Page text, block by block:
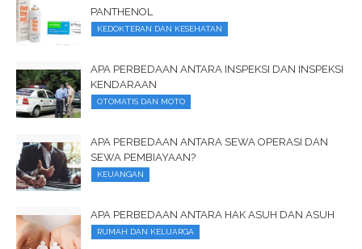
PANTHENOL
KEDOKTERAN DAN KESEHATAN
APA PERBEDAAN ANTARA INSPEKSI DAN INSPEKSI
KENDARAAN
OTOMATIS DAN MOTO
APA PERBEDAAN ANTARA SEWA OPERASI DAN
SEWA PEMBIAYAAN?
KEUANGAN
APA PERBEDAAN ANTARA HAK ASUH DAN ASUH
RUMAH DAN KELUARGA